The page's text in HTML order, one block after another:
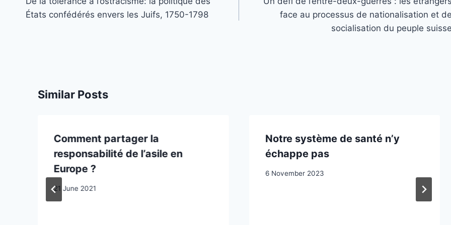
États confédérés envers les Juifs, 1750-1798
face au processus de nationalisation et de
socialisation du peuple suisse
Similar Posts
Comment partager la
responsabilité de l’asile en
Europe ?
21 June 2021
Notre système de santé n’y
échappe pas
6 November 2023